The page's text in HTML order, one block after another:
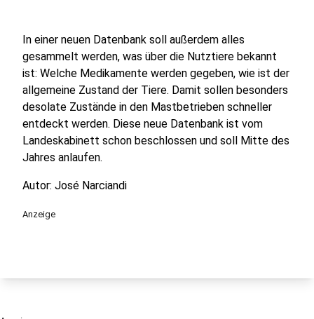
In einer neuen Datenbank soll außerdem alles
gesammelt werden, was über die Nutztiere bekannt
ist: Welche Medikamente werden gegeben, wie ist der
allgemeine Zustand der Tiere. Damit sollen besonders
desolate Zustände in den Mastbetrieben schneller
entdeckt werden. Diese neue Datenbank ist vom
Landeskabinett schon beschlossen und soll Mitte des
Jahres anlaufen.
Autor: José Narciandi
Anzeige